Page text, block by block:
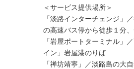
＜サービス提供場所＞
「淡路インターチェンジ」
の高速バス停から徒歩１分
「岩屋ポートターミナル」
イン」岩屋港のりば
「禅坊靖寧」／淡路島の大